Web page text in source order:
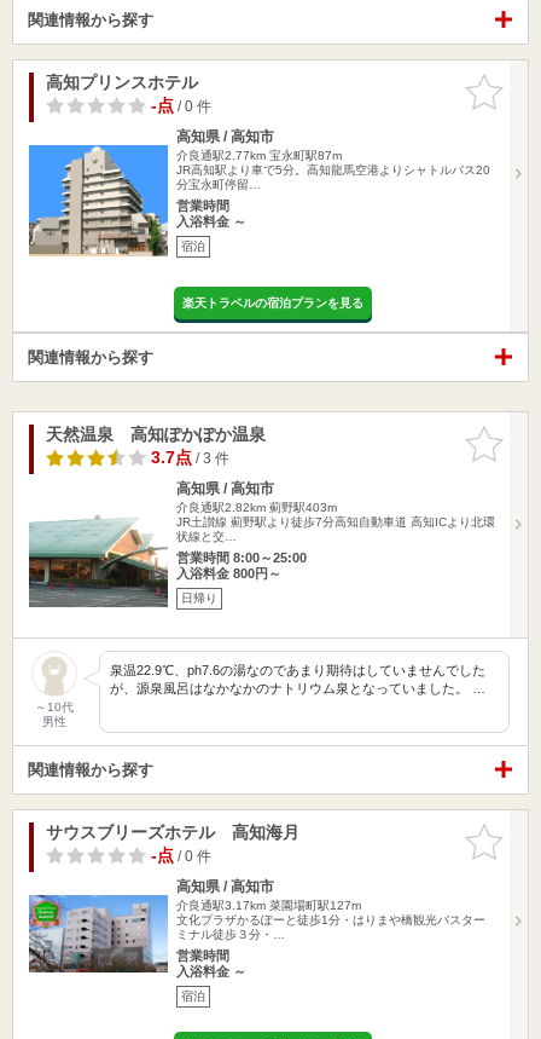
関連情報から探す
お気に入
りに追加
高知プリンスホテル
-点/ 0 件
高知県 / 高知市
介良通駅2.77km 宝永町駅87m
JR高知駅より車で5分。高知龍馬空港よりシャトルバス20
分宝永町停留…
営業時間
入浴料金 ～
宿泊
楽天トラベルの宿泊プランを見る
関連情報から探す
お気に入
りに追加
天然温泉 高知ぽかぽか温泉
3.7点/ 3 件
高知県 / 高知市
介良通駅2.82km 薊野駅403m
JR土讃線 薊野駅より徒歩7分高知自動車道 高知ICより北環
状線と交…
営業時間 8:00～25:00
入浴料金 800円～
日帰り
～10代
男性
泉温22.9℃、ph7.6の湯なのであまり期待はしていませんでした
が、源泉風呂はなかなかのナトリウム泉となっていました。 …
関連情報から探す
お気に入
りに追加
サウスブリーズホテル 高知海月
-点/ 0 件
高知県 / 高知市
介良通駅3.17km 菜園場町駅127m
文化プラザかるぽーと徒歩1分・はりまや橋観光バスター
ミナル徒歩３分・…
営業時間
入浴料金 ～
宿泊